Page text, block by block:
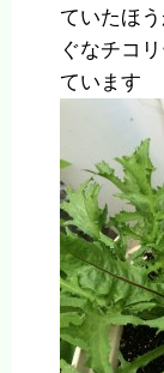
ていたほ
ぐなチコ
ています